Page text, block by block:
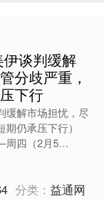
谈判缓解
分歧严重，
下行
缓解市场担忧，尽
仍承压下行）
四（2月5
意举行外交谈判，
地缘政....
分类：益通网